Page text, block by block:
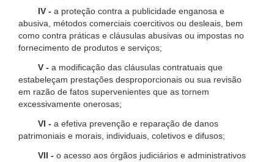
IV - a proteção contra a publicidade enganosa e
abusiva, métodos comerciais coercitivos ou desleais, bem
como contra práticas e cláusulas abusivas ou impostas no
fornecimento de produtos e serviços;
V - a modificação das cláusulas contratuais que
estabeleçam prestações desproporcionais ou sua revisão
em razão de fatos supervenientes que as tornem
excessivamente onerosas;
VI - a efetiva prevenção e reparação de danos
patrimoniais e morais, individuais, coletivos e difusos;
VII - o acesso aos órgãos judiciários e administrativos